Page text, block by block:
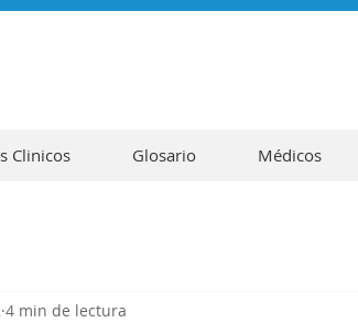
Clinicos Glosario Médicos
4 min de lectura